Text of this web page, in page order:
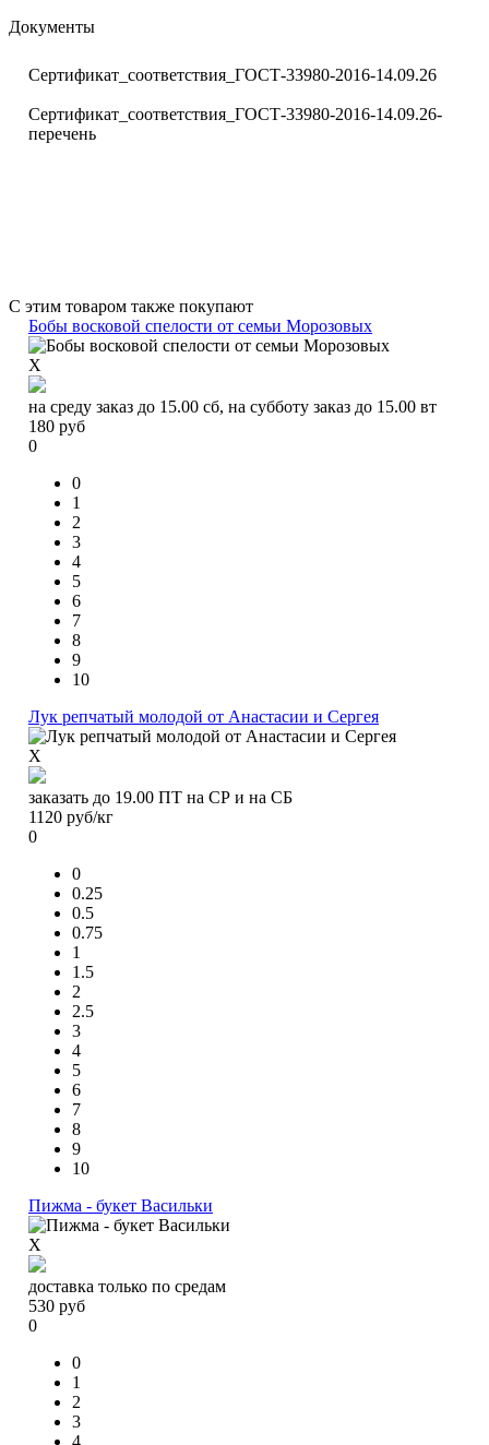
Документы
Сертификат_соответствия_ГОСТ-33980-2016-14.09.26
Сертификат_соответствия_ГОСТ-33980-2016-14.09.26-
перечень
С этим товаром также покупают
Бобы восковой спелости от семьи Морозовых
X
на среду заказ до 15.00 сб, на субботу заказ до 15.00 вт
180 руб
0
0
1
2
3
4
5
6
7
8
9
10
Лук репчатый молодой от Анастасии и Сергея
X
заказать до 19.00 ПТ на СР и на СБ
1120 руб/кг
0
0
0.25
0.5
0.75
1
1.5
2
2.5
3
4
5
6
7
8
9
10
Пижма - букет Васильки
X
доставка только по средам
530 руб
0
0
1
2
3
4